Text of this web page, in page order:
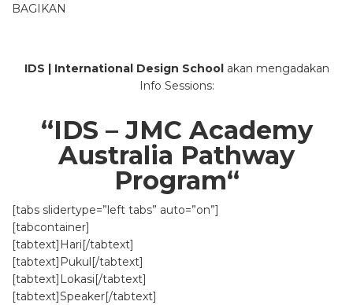
BAGIKAN
IDS | International Design Schoolakan mengadakan
Info Sessions:
“IDS – JMC Academy
Australia Pathway
Program“
[tabs slidertype=”left tabs” auto=”on”]
[tabcontainer]
[tabtext]Hari[/tabtext]
[tabtext]Pukul[/tabtext]
[tabtext]Lokasi[/tabtext]
[tabtext]Speaker[/tabtext]